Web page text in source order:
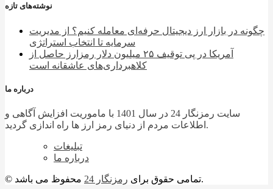
نوشته‌های تازه
چگونه در بازار ارز دیجیتال حرفه‌ای معامله کنیم؟ از مدیریت
سرمایه تا انتخاب استراتژی
آمریکا در پی توقیف ۲۵ میلیون دلار رمزارز حاصل از
کلاهبرداری‌های عاشقانه است
درباره ما
سایت رمزنگار 24 در سال 1401 با ماموریت افزایش آگاهی و
اطلاعات مردم از دنیای رمز ارز ها راه اندازی گردید.
تبلیغات
درباره ما
© تمامی حقوق برای رمزنگار 24 محفوظ می باشد.